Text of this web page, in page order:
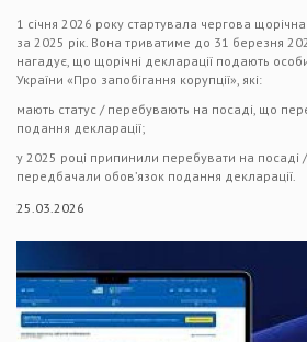
1 січня 2026 року стартувала чергова
за 2025 рік. Вона триватиме до 31 березня
нагадує, що щорічні декларації подають
України «Про запобігання корупції», які:
мають статус / перебувають на посаді, що
подання декларації;
у 2025 році припинили перебувати на посаді
передбачали обов’язок подання декларації.
25.03.2026